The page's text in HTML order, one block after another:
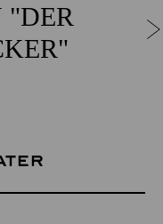
"DER